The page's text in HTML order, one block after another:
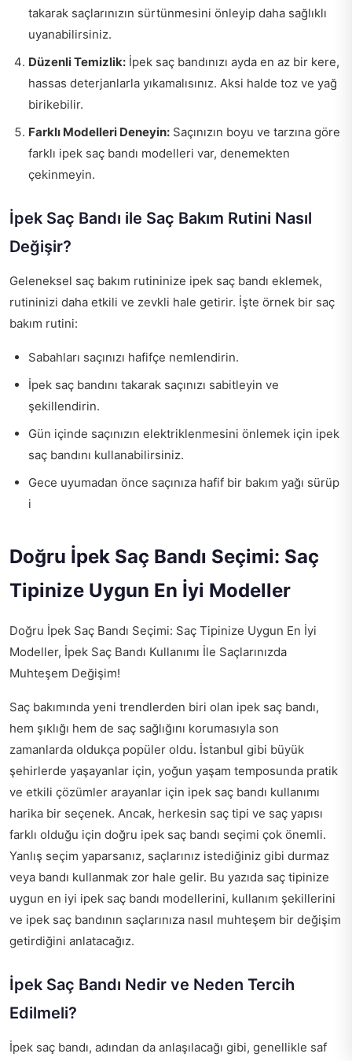
takarak saçlarınızın sürtünmesini önleyip daha sağlıklı
uyanabilirsiniz.
Düzenli Temizlik: İpek saç bandınızı ayda en az bir kere,
hassas deterjanlarla yıkamalısınız. Aksi halde toz ve yağ
birikebilir.
Farklı Modelleri Deneyin: Saçınızın boyu ve tarzına göre
farklı ipek saç bandı modelleri var, denemekten
çekinmeyin.
İpek Saç Bandı ile Saç Bakım Rutini Nasıl
Değişir?
Geleneksel saç bakım rutininize ipek saç bandı eklemek,
rutininizi daha etkili ve zevkli hale getirir. İşte örnek bir saç
bakım rutini:
Sabahları saçınızı hafifçe nemlendirin.
İpek saç bandını takarak saçınızı sabitleyin ve
şekillendirin.
Gün içinde saçınızın elektriklenmesini önlemek için ipek
saç bandını kullanabilirsiniz.
Gece uyumadan önce saçınıza hafif bir bakım yağı sürüp
i
Doğru İpek Saç Bandı Seçimi: Saç
Tipinize Uygun En İyi Modeller
Doğru İpek Saç Bandı Seçimi: Saç Tipinize Uygun En İyi
Modeller, İpek Saç Bandı Kullanımı İle Saçlarınızda
Muhteşem Değişim!
Saç bakımında yeni trendlerden biri olan ipek saç bandı,
hem şıklığı hem de saç sağlığını korumasıyla son
zamanlarda oldukça popüler oldu. İstanbul gibi büyük
şehirlerde yaşayanlar için, yoğun yaşam temposunda pratik
ve etkili çözümler arayanlar için ipek saç bandı kullanımı
harika bir seçenek. Ancak, herkesin saç tipi ve saç yapısı
farklı olduğu için doğru ipek saç bandı seçimi çok önemli.
Yanlış seçim yaparsanız, saçlarınız istediğiniz gibi durmaz
veya bandı kullanmak zor hale gelir. Bu yazıda saç tipinize
uygun en iyi ipek saç bandı modellerini, kullanım şekillerini
ve ipek saç bandının saçlarınıza nasıl muhteşem bir değişim
getirdiğini anlatacağız.
İpek Saç Bandı Nedir ve Neden Tercih
Edilmeli?
İpek saç bandı, adından da anlaşılacağı gibi, genellikle saf